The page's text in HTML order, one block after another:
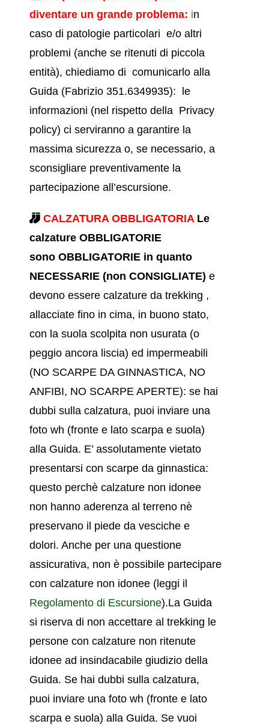
diventare un grande problema: in
caso di patologie particolari e/o altri
problemi (anche se ritenuti di piccola
entità), chiediamo di comunicarlo alla
Guida (Fabrizio 351.6349935): le
informazioni (nel rispetto della Privacy
policy)ci serviranno a garantire la
massima sicurezza o, se necessario, a
sconsigliare preventivamente la
partecipazione all’escursione.
CALZATURA OBBLIGATORIA Le
calzature OBBLIGATORIE
sono OBBLIGATORIE in quanto
NECESSARIE (non CONSIGLIATE) e
devono essere calzature da trekking ,
allacciate fino in cima, in buono stato,
con la suola scolpita non usurata (o
peggio ancora liscia) ed impermeabili
(NO SCARPE DA GINNASTICA, NO
ANFIBI, NO SCARPE APERTE): se hai
dubbi sulla calzatura, puoi inviare una
foto wh (fronte e lato scarpa e suola)
alla Guida. E’ assolutamente vietato
presentarsi con scarpe da ginnastica:
questo perchè calzature non idonee
non hanno aderenza al terreno nè
preservano il piede da vesciche e
dolori. Anche per una questione
assicurativa, non è possibile partecipare
con calzature non idonee (leggi il
Regolamento di Escursione).La Guida
si riserva di non accettare al trekking le
persone con calzature non ritenute
idonee ad insindacabile giudizio della
Guida. Se hai dubbi sulla calzatura,
puoi inviare una foto wh (fronte e lato
scarpa e suola) alla Guida. Se vuoi